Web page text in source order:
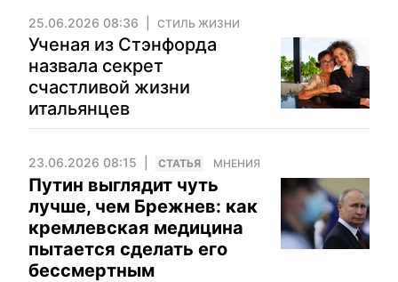
25.06.2026 08:36 СТИЛЬ ЖИЗНИ
Ученая из Стэнфорда
назвала секрет
счастливой жизни
итальянцев
23.06.2026 08:15 CТАТЬЯ МНЕНИЯ
Путин выглядит чуть
лучше, чем Брежнев: как
кремлевская медицина
пытается сделать его
бессмертным